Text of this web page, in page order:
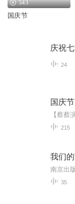
543
国庆节
庆祝
24
国庆
215
我们
35